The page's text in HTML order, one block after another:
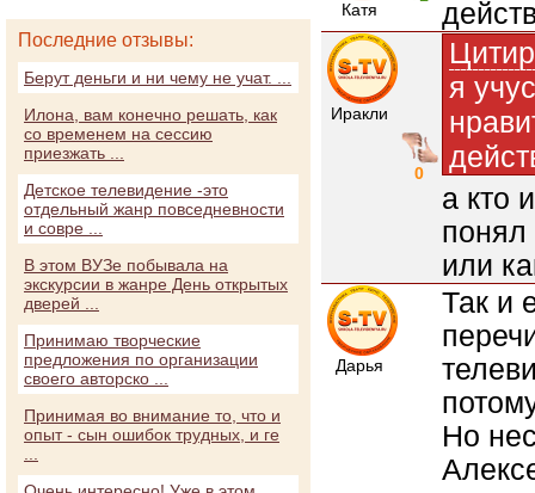
Катя
Иракли
0
я
а кто
понял
или
Дарья
Так и
Но
Последние отзывы:
Берут деньги и ни чему не учат. ...
Илона, вам конечно решать, как
со временем на сессию
приезжать ...
Детское телевидение -это
отдельный жанр повседневности
и совре ...
В этом ВУЗе побывала на
экскурсии в жанре День открытых
дверей ...
Принимаю творческие
предложения по организации
своего авторско ...
Принимая во внимание то, что и
опыт - сын ошибок трудных, и ге